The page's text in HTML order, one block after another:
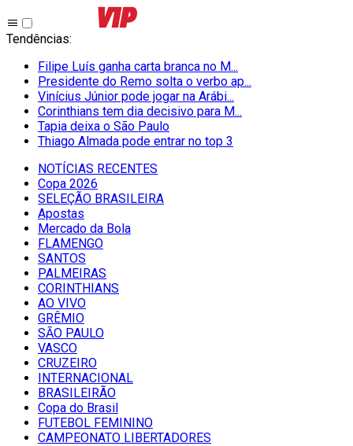
Tendências:
Filipe Luís ganha carta branca no M...
Presidente do Remo solta o verbo ap...
Vinícius Júnior pode jogar na Arábi...
Corinthians tem dia decisivo para M...
Tapia deixa o São Paulo
Thiago Almada pode entrar no top 3
NOTÍCIAS RECENTES
Copa 2026
SELEÇÃO BRASILEIRA
Apostas
Mercado da Bola
FLAMENGO
SANTOS
PALMEIRAS
CORINTHIANS
AO VIVO
GRÊMIO
SĀO PAULO
VASCO
CRUZEIRO
INTERNACIONAL
BRASILEIRÃO
Copa do Brasil
FUTEBOL FEMININO
CAMPEONATO LIBERTADORES